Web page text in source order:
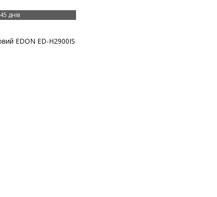
днів
EDON ED-H2900IS